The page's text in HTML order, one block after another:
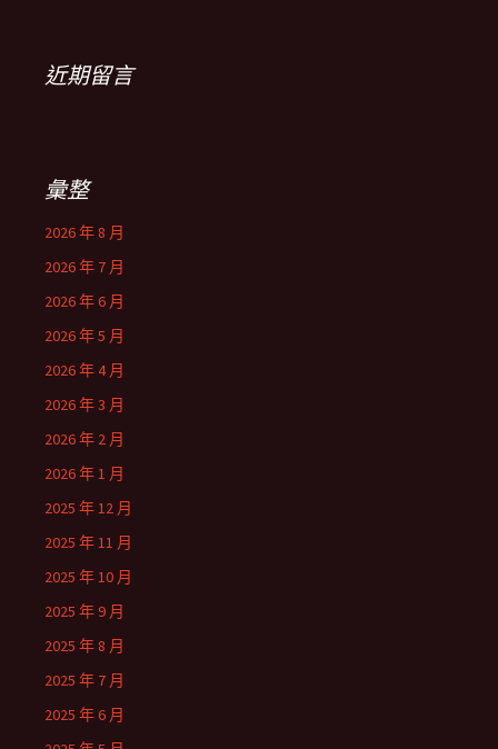
近期留言
彙整
2026 年 8 月
2026 年 7 月
2026 年 6 月
2026 年 5 月
2026 年 4 月
2026 年 3 月
2026 年 2 月
2026 年 1 月
2025 年 12 月
2025 年 11 月
2025 年 10 月
2025 年 9 月
2025 年 8 月
2025 年 7 月
2025 年 6 月